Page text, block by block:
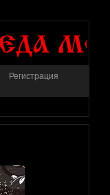
Регистрация